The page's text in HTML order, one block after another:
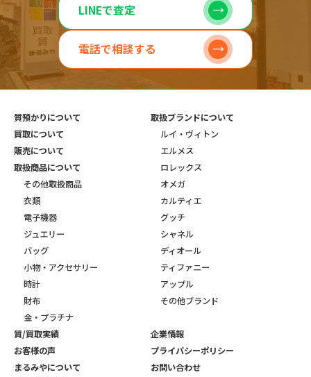
LINEで査定
電話で相談する
質預かりについて
買取について
販売について
取扱商品について
その他取扱商品
衣類
電子機器
ジュエリー
バッグ
小物・アクセサリー
時計
財布
金・プラチナ
取扱ブランドについて
ルイ・ヴィトン
エルメス
ロレックス
オメガ
カルティエ
グッチ
シャネル
ディオール
ティファニー
アップル
その他ブランド
質/買取実績
お客様の声
まるみやについて
企業情報
プライバシーポリシー
お問い合わせ